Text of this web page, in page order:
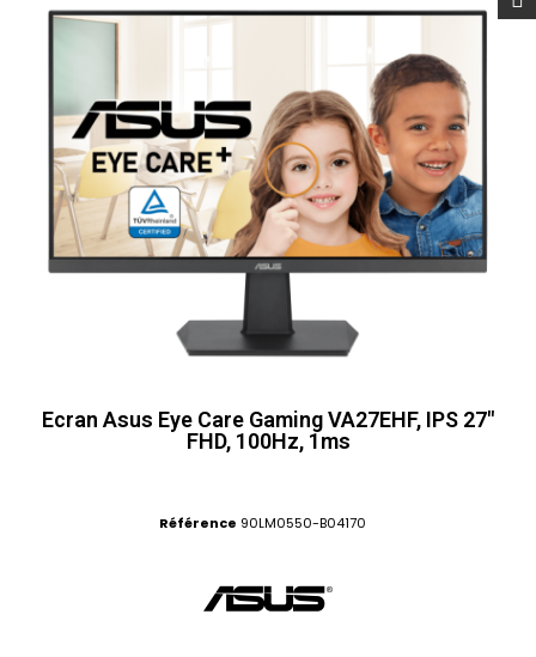
Ecran Asus Eye Care Gaming VA27EHF, IPS 27"
FHD, 100Hz, 1ms
Référence 90LM0550-B04170